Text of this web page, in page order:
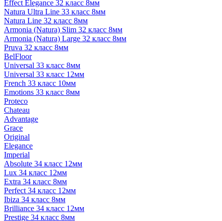
Effect Elegance 32 класс 8мм
Natura Ultra Line 33 класс 8мм
Natura Line 32 класс 8мм
Armonia (Natura) Slim 32 класс 8мм
Armonia (Natura) Large 32 класс 8мм
Pruva 32 класс 8мм
BelFloor
Universal 33 класс 8мм
Universal 33 класс 12мм
French 33 класс 10мм
Emotions 33 класс 8мм
Proteco
Chateau
Advantage
Grace
Original
Elegance
Imperial
Absolute 34 класс 12мм
Lux 34 класс 12мм
Extra 34 класс 8мм
Perfect 34 класс 12мм
Ibiza 34 класс 8мм
Brilliance 34 класс 12мм
Prestige 34 класс 8мм